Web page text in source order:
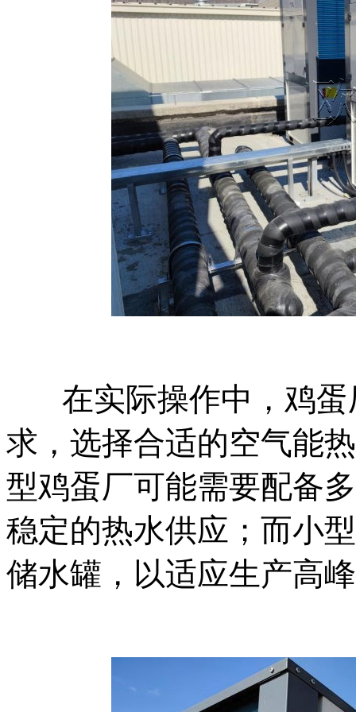
在实际操作中，鸡
求，选择合适的空气能
型鸡蛋厂可能需要配备
稳定的热水供应；而小
储水罐，以适应生产高